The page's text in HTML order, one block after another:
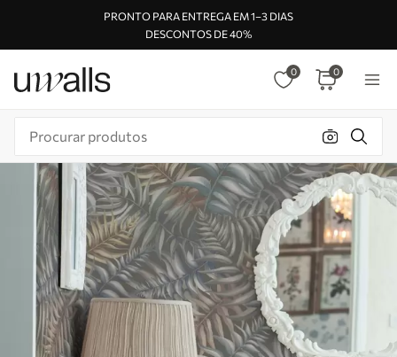
PRONTO PARA ENTREGA EM 1–3 DIAS
DESCONTOS DE 40%
0 0